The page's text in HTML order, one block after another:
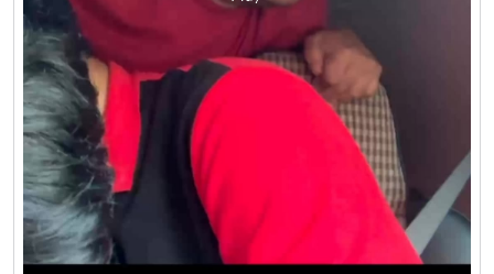
Mungkin setelah ini aku ngga bisa percaya lagi sama
laki-laki 😔 #LionParcel #BeraniDiandelin
#KirimPaket #kepercayaan #trustissue
#LionParcel
#BeraniDiandelin